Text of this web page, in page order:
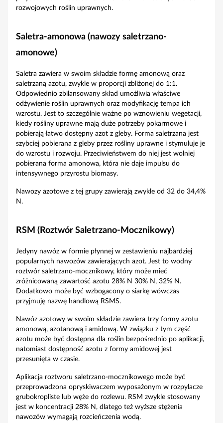
rozwojowych roślin uprawnych.
Saletra-amonowa (nawozy saletrzano-
amonowe)
Saletra zawiera w swoim składzie formę amonową oraz
saletrzaną azotu, zwykle w proporcji zbliżonej do 1:1.
Odpowiednio zbilansowany skład umożliwia właściwe
odżywienie roślin uprawnych oraz modyfikację tempa ich
wzrostu. Jest to szczególnie ważne po wznowieniu wegetacji,
kiedy rośliny uprawne mają duże potrzeby pokarmowe i
pobierają łatwo dostępny azot z gleby. Forma saletrzana jest
szybciej pobierana z gleby przez rośliny uprawne i stymuluje je
do wzrostu i rozwoju. Przeciwieństwem do niej jest wolniej
pobierana forma amonowa, która nie daje impulsu do
intensywnego przyrostu biomasy.
Nawozy azotowe z tej grupy zawierają zwykle od 32 do 34,4%
N.
RSM (Roztwór Saletrzano-Mocznikowy)
Jedyny nawóz w formie płynnej w zestawieniu najbardziej
popularnych nawozów zawierających azot. Jest to wodny
roztwór saletrzano-mocznikowy, który może mieć
zróżnicowaną zawartość azotu 28% N 30% N, 32% N.
Dodatkowo może być wzbogacony o siarkę wówczas
przyjmuję nazwę handlową RSMS.
Nawóz azotowy w swoim składzie zawiera trzy formy azotu
amonową, azotanową i amidową. W związku z tym część
azotu może być dostępna dla roślin bezpośrednio po aplikacji,
natomiast dostępność azotu z formy amidowej jest
przesunięta w czasie.
Aplikacja roztworu saletrzano-mocznikowego może być
przeprowadzona opryskiwaczem wyposażonym w rozpylacze
grubokropliste lub węże do rozlewu. RSM zwykle stosowany
jest w koncentracji 28% N, dlatego też wyższe stężenia
nawozów wymagają rozcieńczenia wodą.